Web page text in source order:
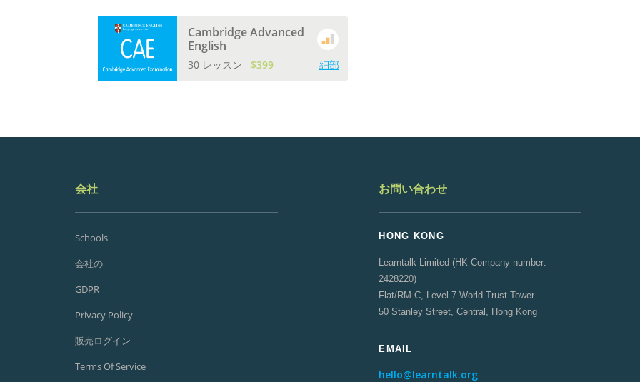
Cambridge Advanced
English
30 レッスン $399 細部
会社
Schools
会社の
GDPR
Privacy Policy
販売ログイン
Terms Of Service
お問い合わせ
HONG KONG
Learntalk Limited (HK Company number:
2428220)
Flat/RM C, Level 7 World Trust Tower
50 Stanley Street, Central, Hong Kong
EMAIL
hello@learntalk.org